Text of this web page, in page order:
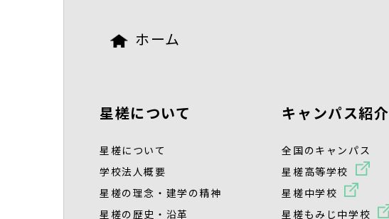
ホーム
星槎について
星槎について
学校法人概要
星槎の理念・建学の精神
星槎の歴史・沿革
キャンパス紹介
全国のキャンパス
星槎高等学校
星槎中学校
星槎もみじ中学校